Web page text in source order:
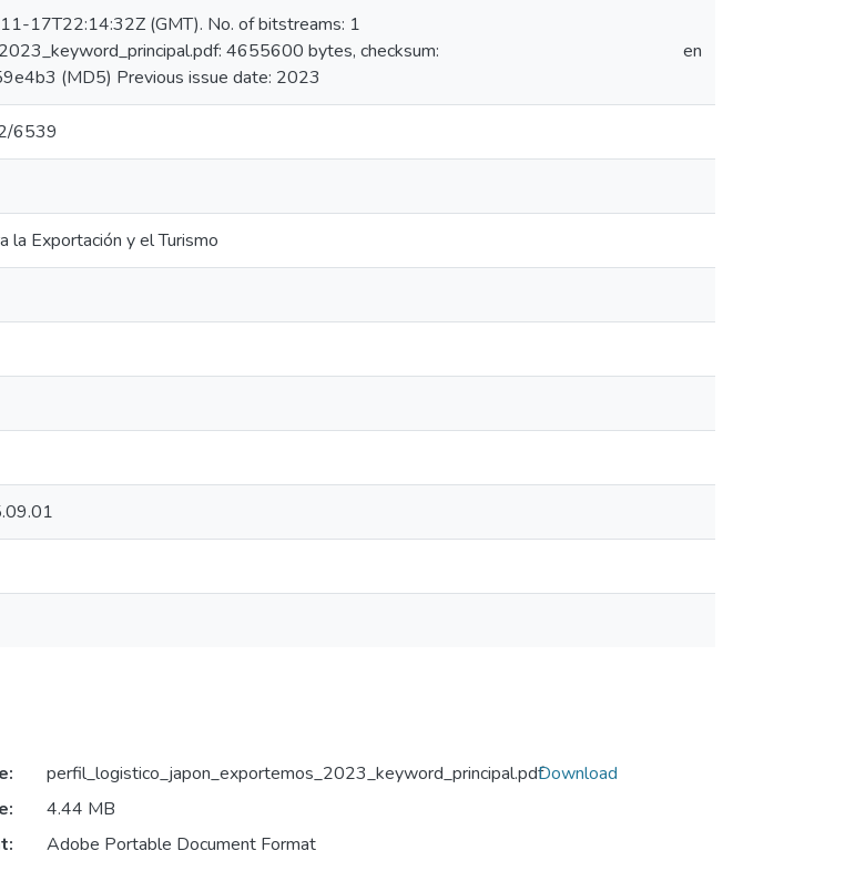
17T22:14:32Z (GMT). No. of bitstreams: 1
4655600 bytes, checksum:
(MD5) Previous issue date: 2023
en
6539
la Exportación y el Turismo
perfil_logistico_japon_exportemos_2023_keyword_principal.pdf
4.44 MB
Adobe Portable Document Format
Download